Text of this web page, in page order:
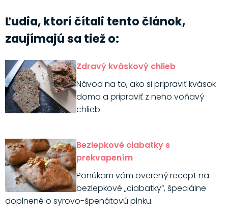
Ľudia, ktorí čítali tento článok,
zaujímajú sa tiež o:
Zdravý kváskový chlieb
Návod na to, ako si pripraviť kvások
doma a pripraviť z neho voňavý
chlieb.
Bezlepkové ciabatky s
prekvapením
Ponúkam vám overený recept na
bezlepkové „ciabatky“, špeciálne
doplnené o syrovo-špenátovú plnku.